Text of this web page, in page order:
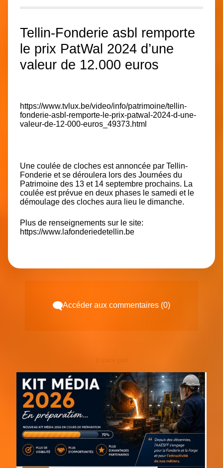
Tellin-Fonderie asbl remporte
le prix PatWal 2024 d’une
valeur de 12.000 euros
https://www.tvlux.be/video/info/patrimoine/tellin-
fonderie-asbl-remporte-le-prix-patwal-2024-d-une-
valeur-de-12-000-euros_49373.html
Une coulée de cloches est annoncée par Tellin-
Fonderie et se déroulera lors des Journées du
Patrimoine des 13 et 14 septembre prochains. La
coulée est prévue en deux phases le samedi et le
démoulage des cloches aura lieu le dimanche.
Plus de renseignements sur le site:
https://www.lafonderiedetellin.be
Accéder aux commentaires (0)